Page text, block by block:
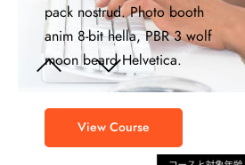
pack nostrud. Photo booth
anim 8-bit hella, PBR 3 wolf
moon beard Helvetica.
View Course
View Course